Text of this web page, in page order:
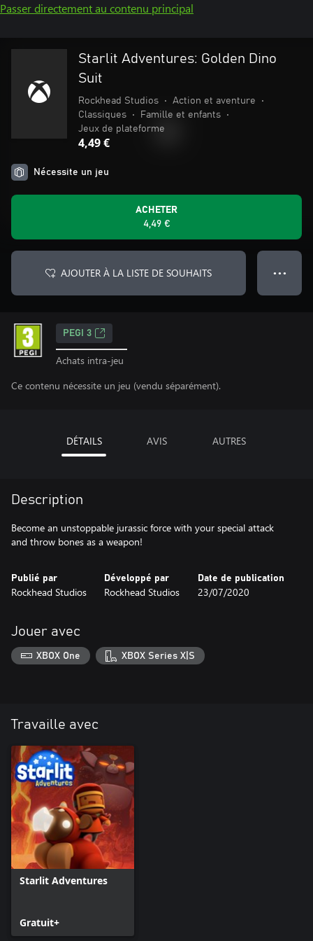
Passer directement au contenu principal
Starlit Adventures: Golden Dino
Suit
Rockhead Studios • Action et aventure
•
Classiques
• Famille et enfants
•
Jeux de plateforme
4,49 €
Nécessite un jeu
ACHETER
4,49 €
AJOUTER À LA LISTE DE SOUHAITS ● ● ●
PEGI 3
Achats intra-jeu
Ce contenu nécessite un jeu (vendu séparément).
DÉTAILS AVIS AUTRES
Description
Become an unstoppable jurassic force with your special attack
and throw bones as a weapon!
Publié par
Rockhead Studios
Développé par
Rockhead Studios
Date de publication
23/07/2020
Jouer avec
XBOX One XBOX Series X|S
Travaille avec
Starlit Adventures
Gratuit+